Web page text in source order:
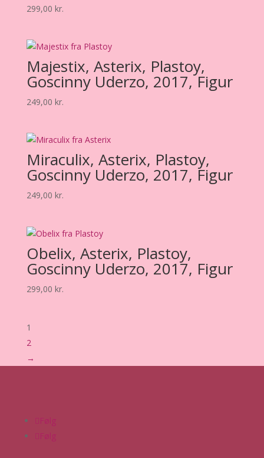
299,00 kr.
Majestix, Asterix, Plastoy,
Goscinny Uderzo, 2017, Figur
249,00 kr.
Miraculix, Asterix, Plastoy,
Goscinny Uderzo, 2017, Figur
249,00 kr.
Obelix, Asterix, Plastoy,
Goscinny Uderzo, 2017, Figur
299,00 kr.
1
2
→
Følg
Følg